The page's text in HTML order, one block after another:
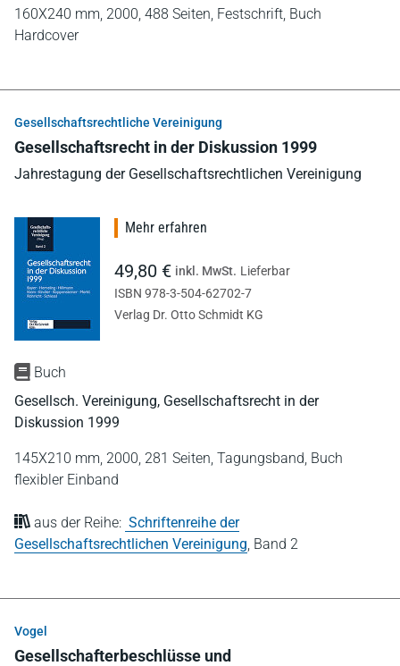
160X240 mm, 2000, 488 Seiten, Festschrift, Buch
Hardcover
Gesellschaftsrechtliche Vereinigung
Gesellschaftsrecht in der Diskussion 1999
Jahrestagung der Gesellschaftsrechtlichen Vereinigung
Buch
Gesellsch. Vereinigung, Gesellschaftsrecht in der
Diskussion 1999
145X210 mm, 2000, 281 Seiten, Tagungsband, Buch
flexibler Einband
aus der Reihe: Schriftenreihe der
Gesellschaftsrechtlichen Vereinigung Band 2
Mehr erfahren
49,80 € inkl. MwSt. Lieferbar
ISBN 978-3-504-62702-7
Verlag Dr. Otto Schmidt KG
Vogel
Gesellschafterbeschlüsse und